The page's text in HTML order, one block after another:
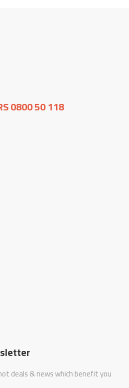
0800 50 118
deals & news which benefit you